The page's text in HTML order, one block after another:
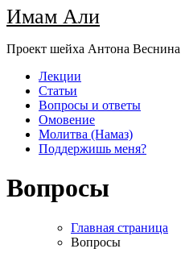
Имам Али
Проект шейха Антона Веснина
Лекции
Статьи
Вопросы и ответы
Омовение
Молитва (Намаз)
Поддержишь меня?
Вопросы
Главная страница
Вопросы